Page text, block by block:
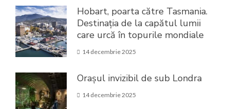
Hobart, poarta către Tasmania.
Destinația de la capătul lumii
care urcă în topurile mondiale
14 decembrie 2025
Orașul invizibil de sub Londra
14 decembrie 2025